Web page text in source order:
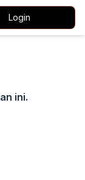
Login
ini.